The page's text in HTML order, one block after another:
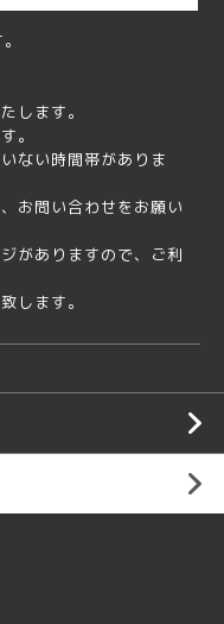
します。
。
ない時間帯がありま
お問い合わせをお願い
がありますので、ご利
します。